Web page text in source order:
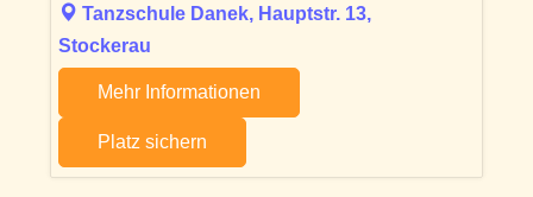
Tanzschule Danek, Hauptstr. 13,
Stockerau
Mehr Informationen
Platz sichern